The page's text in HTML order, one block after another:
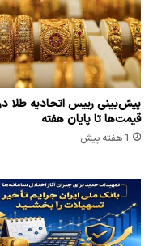
پیش‌بینی رییس اتحادیه طلا
قیمت‌ها تا پایان هفته
1 هفته پیش